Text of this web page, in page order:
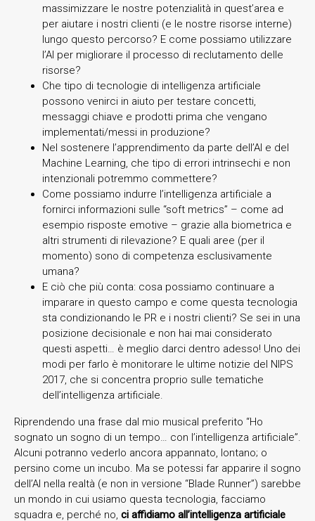
massimizzare le nostre potenzialità in quest’area e
per aiutare i nostri clienti (e le nostre risorse interne)
lungo questo percorso? E come possiamo utilizzare
l’AI per migliorare il processo di reclutamento delle
risorse?
Che tipo di tecnologie di intelligenza artificiale
possono venirci in aiuto per testare concetti,
messaggi chiave e prodotti prima che vengano
implementati/messi in produzione?
Nel sostenere l’apprendimento da parte dell’AI e del
Machine Learning, che tipo di errori intrinsechi e non
intenzionali potremmo commettere?
Come possiamo indurre l’intelligenza artificiale a
fornirci informazioni sulle “soft metrics” – come ad
esempio risposte emotive – grazie alla biometrica e
altri strumenti di rilevazione? E quali aree (per il
momento) sono di competenza esclusivamente
umana?
E ciò che più conta: cosa possiamo continuare a
imparare in questo campo e come questa tecnologia
sta condizionando le PR e i nostri clienti? Se sei in una
posizione decisionale e non hai mai considerato
questi aspetti… è meglio darci dentro adesso! Uno dei
modi per farlo è monitorare le ultime notizie del NIPS
2017, che si concentra proprio sulle tematiche
dell’intelligenza artificiale.
Riprendendo una frase dal mio musical preferito “Ho
sognato un sogno di un tempo… con l’intelligenza artificiale”.
Alcuni potranno vederlo ancora appannato, lontano; o
persino come un incubo. Ma se potessi far apparire il sogno
dell’AI nella realtà (e non in versione “Blade Runner”) sarebbe
un mondo in cui usiamo questa tecnologia, facciamo
squadra e, perché no, ci affidiamo all’intelligenza artificiale